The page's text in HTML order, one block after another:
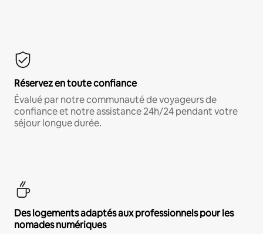
Réservez en toute confiance
Évalué par notre communauté de voyageurs de
confiance et notre assistance 24h/24 pendant votre
séjour longue durée.
Des logements adaptés aux professionnels pour les
nomades numériques